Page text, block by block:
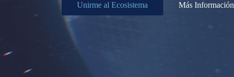
Unirme al Ecosistema Más Información